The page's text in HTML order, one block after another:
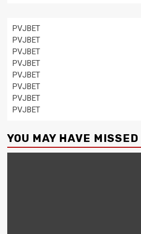
PVJBET
PVJBET
PVJBET
PVJBET
PVJBET
PVJBET
PVJBET
PVJBET
YOU MAY HAVE MISSED